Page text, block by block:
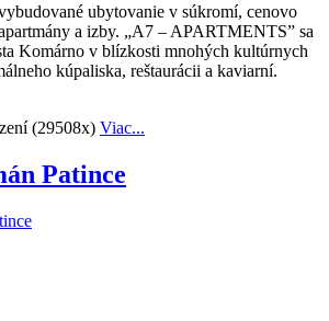
ubytovanie v súkromí, cenovo
a izby. „A7 – APARTMENTS” sa
Komárno v blízkosti mnohých kultúrnych
kúpaliska, reštaurácii a kaviarní.
(29508x) Viac...
Patince